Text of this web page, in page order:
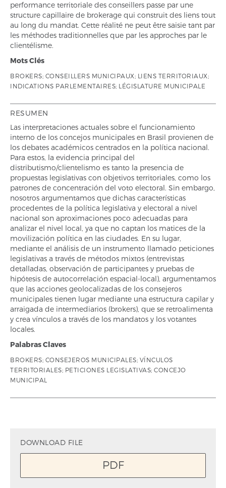
performance territoriale des conseillers passe par une
structure capillaire de brokerage qui construit des liens tout
au long du mandat. Cette réalité ne peut être saisie tant par
les méthodes traditionnelles que par les approches par le
clientélisme.
Mots Clés
BROKERS; CONSEILLERS MUNICIPAUX; LIENS TERRITORIAUX;
INDICATIONS PARLEMENTAIRES; LÉGISLATURE MUNICIPALE
RESUMEN
Las interpretaciones actuales sobre el funcionamiento
interno de los concejos municipales en Brasil provienen de
los debates académicos centrados en la política nacional.
Para estos, la evidencia principal del
distributismo/clientelismo es tanto la presencia de
propuestas legislativas con objetivos territoriales, como los
patrones de concentración del voto electoral. Sin embargo,
nosotros argumentamos que dichas características
procedentes de la política legislativa y electoral a nivel
nacional son aproximaciones poco adecuadas para
analizar el nivel local, ya que no captan los matices de la
movilización política en las ciudades. En su lugar,
mediante el análisis de un instrumento llamado peticiones
legislativas a través de métodos mixtos (entrevistas
detalladas, observación de participantes y pruebas de
hipótesis de autocorrelación espacial-local), argumentamos
que las acciones geolocalizadas de los consejeros
municipales tienen lugar mediante una estructura capilar y
arraigada de intermediarios (brokers), que se retroalimenta
y crea vínculos a través de los mandatos y los votantes
locales.
Palabras Claves
BROKERS; CONSEJEROS MUNICIPALES; VÍNCULOS
TERRITORIALES; PETICIONES LEGISLATIVAS; CONCEJO
MUNICIPAL
DOWNLOAD FILE
PDF